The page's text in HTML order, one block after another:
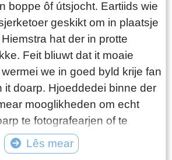
op Frjentsjer. Ek rûn fan it
', nei it noarden ta nei
nei Snits en Boalsert.
him ûnder de '
Dit doarp wie fan súd nei
oere ' rinnen ' lang (!) Historie
Mar in pear opfallende en
foar dy tiid binne stean
oanhalingstekens.
boppe ôf útsjocht. Eartiids wie
geskikt om in plaatsje
hat der in protte
Feit bliuwt dat it moaie
we in goed byld krije fan
it doarp. Hjoeddedei binne der
mooglikheden om echt
te fotografearjen of te
fimke fan Michiel Dotinga,
2025 is yn it finster al te
Lês mear